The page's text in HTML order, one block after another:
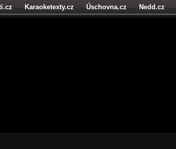
Karaoketexty.cz Úschovna.cz
Nedd.cz